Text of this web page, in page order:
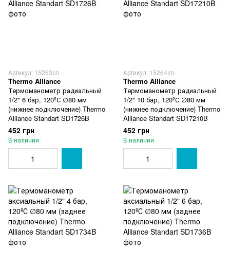
Артикул: 15263сп
Thermo Alliance
Термоманометр радиальный
1/2" 6 бар, 120ºС ∅80 мм
(нижнее подключение) Thermo
Alliance Standart SD1726B
452 грн
В наличии
Артикул: 15264сп
Thermo Alliance
Термоманометр радиальный
1/2" 10 бар, 120ºС ∅80 мм
(нижнее подключение) Thermo
Alliance Standart SD17210B
452 грн
В наличии